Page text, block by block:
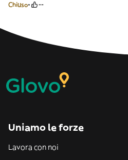
Chiuso --
Uniamo le forze
Lavora con noi